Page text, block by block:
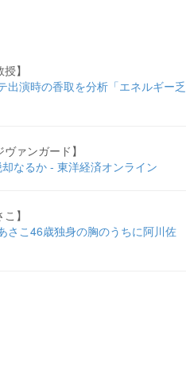
】
出演時の香取を分析「エネルギー乏
ァンガード】
なるか - 東洋経済オンライン
】
こ46歳独身の胸のうちに阿川佐